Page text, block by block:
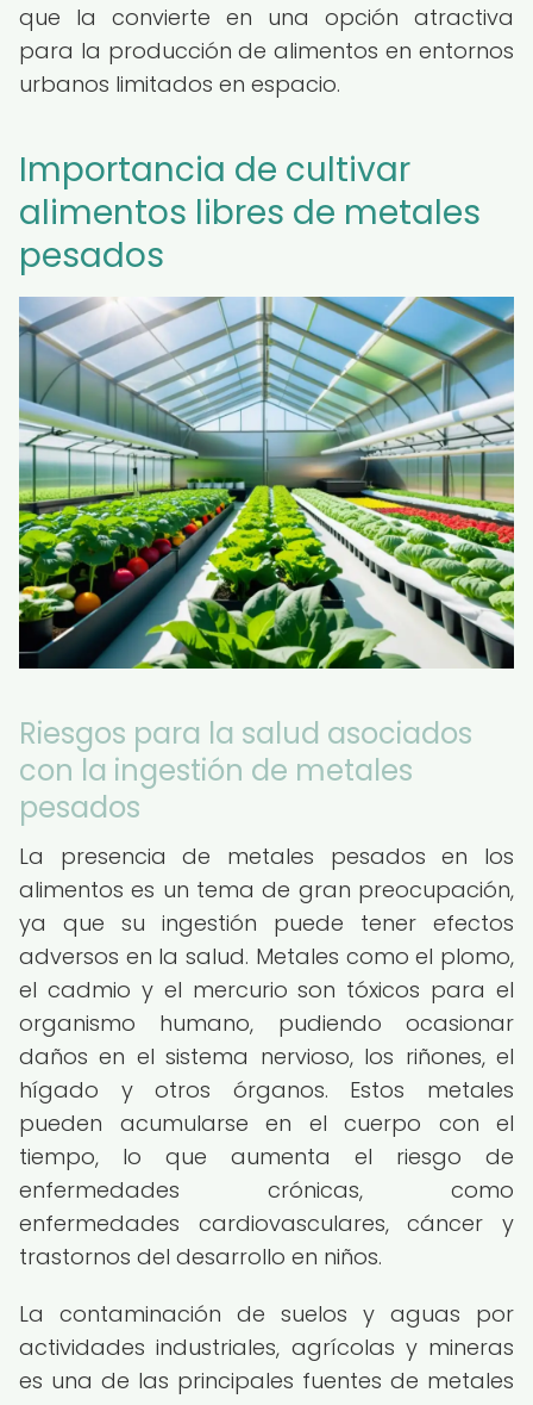
que la convierte en una opción atractiva
para la producción de alimentos en entornos
urbanos limitados en espacio.
Importancia de cultivar
alimentos libres de metales
pesados
Riesgos para la salud asociados
con la ingestión de metales
pesados
La presencia de metales pesados en los
alimentos es un tema de gran preocupación,
ya que su ingestión puede tener efectos
adversos en la salud. Metales como el plomo,
el cadmio y el mercurio son tóxicos para el
organismo humano, pudiendo ocasionar
daños en el sistema nervioso, los riñones, el
hígado y otros órganos. Estos metales
pueden acumularse en el cuerpo con el
tiempo, lo que aumenta el riesgo de
enfermedades crónicas, como
enfermedades cardiovasculares, cáncer y
trastornos del desarrollo en niños.
La contaminación de suelos y aguas por
actividades industriales, agrícolas y mineras
es una de las principales fuentes de metales